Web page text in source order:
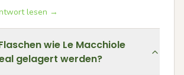
lesen →
wie Le Macchiole
gelagert werden?